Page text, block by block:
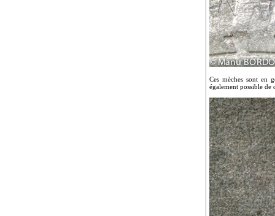
Ces mèches sont en
également possible